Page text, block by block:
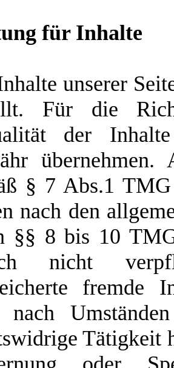
für Inhalte
unserer
Für die
der
§ 7 Abs.1
nach den
§§ 8 bis 10
nicht
fremde
nach
Tätigkeit